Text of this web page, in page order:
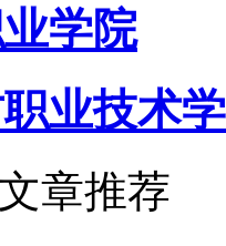
学院
业技术
章推荐